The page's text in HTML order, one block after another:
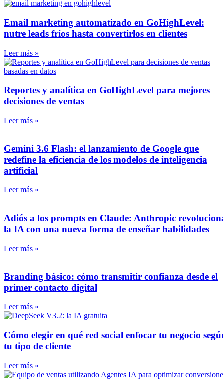
Email marketing automatizado en GoHighLevel:
nutre leads fríos hasta convertirlos en clientes
Leer más »
Reportes y analítica en GoHighLevel para mejores
decisiones de ventas
Leer más »
Gemini 3.6 Flash: el lanzamiento de Google que
redefine la eficiencia de los modelos de inteligencia
artificial
Leer más »
Adiós a los prompts en Claude: Anthropic
la IA con una nueva forma de enseñar habilidades
Leer más »
Branding básico: cómo transmitir confianza desde el
primer contacto digital
Leer más »
Cómo elegir en qué red social enfocar tu negocio
tu tipo de cliente
Leer más »